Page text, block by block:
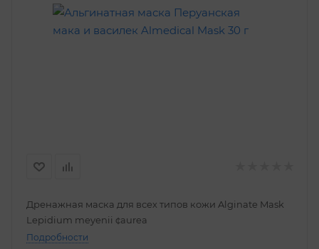
Дренажная маска для всех типов кожи Alginate Mask
Lepidium meyenii ¢aurea
Подробности